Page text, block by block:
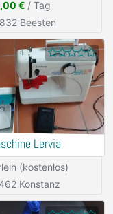
€ / Tag
Beesten
Lervia
(kostenlos)
Konstanz